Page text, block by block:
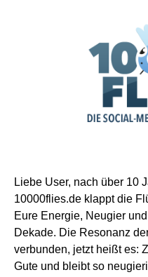
Liebe User, nach über 10
10000flies.de klappt die
Eure Energie, Neugier
Dekade. Die Resonanz
verbunden, jetzt heißt es:
Gute und bleibt so